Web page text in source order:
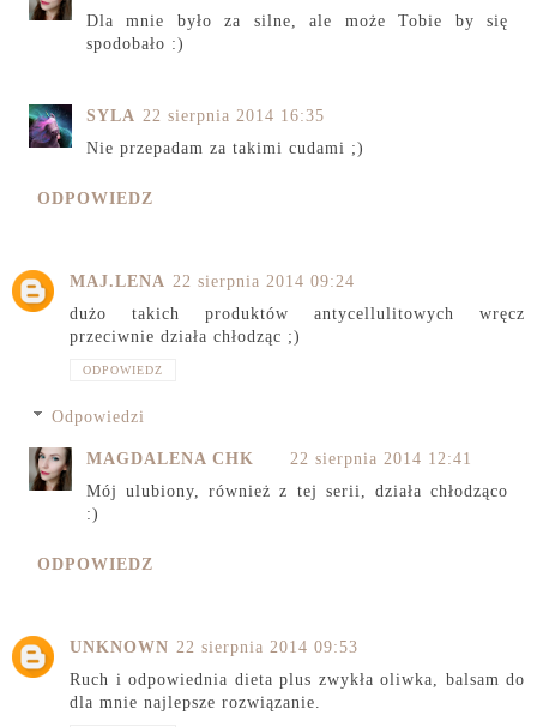
Dla mnie było za silne, ale może Tobie by się
spodobało :)
SYLA 22 sierpnia 2014 16:35
Nie przepadam za takimi cudami ;)
ODPOWIEDZ
MAJ.LENA 22 sierpnia 2014 09:24
dużo takich produktów antycellulitowych wręcz
przeciwnie działa chłodząc ;)
ODPOWIEDZ
Odpowiedzi
MAGDALENA CHK
22 sierpnia 2014 12:41
Mój ulubiony, również z tej serii, działa chłodząco
:)
ODPOWIEDZ
UNKNOWN 22 sierpnia 2014 09:53
Ruch i odpowiednia dieta plus zwykła oliwka, balsam do
dla mnie najlepsze rozwiązanie.